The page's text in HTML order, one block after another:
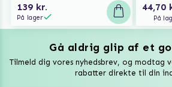
139 kr.
På lager
44,70
På
Gå aldrig glip af et
Tilmeld dig vores nyhedsbrev, og modtag
rabatter direkte til din
Vuxen Magazine